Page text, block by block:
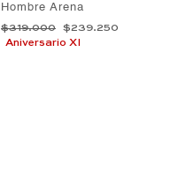
Hombre Arena
Precio
habitual
$319.000
Precio
de
$239.250
Aniversario XI